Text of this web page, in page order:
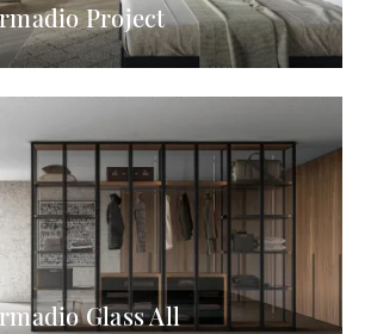
Project
Glass All